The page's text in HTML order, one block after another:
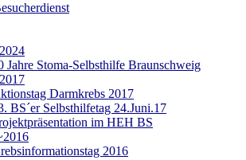
Jahre Stoma-Selbsthilfe Braunschweig
Darmkrebs 2017
BS´er Selbsthilfetag 24.Juni.17
im HEH BS
2016